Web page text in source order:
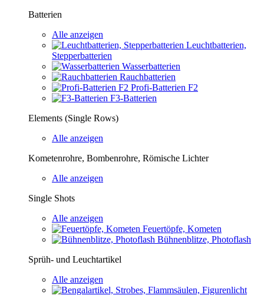
Batterien
Alle anzeigen
Leuchtbatterien,
Stepperbatterien
Wasserbatterien
Rauchbatterien
Profi-Batterien F2
F3-Batterien
Elements (Single Rows)
Alle anzeigen
Kometenrohre, Bombenrohre, Römische Lichter
Alle anzeigen
Single Shots
Alle anzeigen
Feuertöpfe, Kometen
Bühnenblitze, Photoflash
Sprüh- und Leuchtartikel
Alle anzeigen